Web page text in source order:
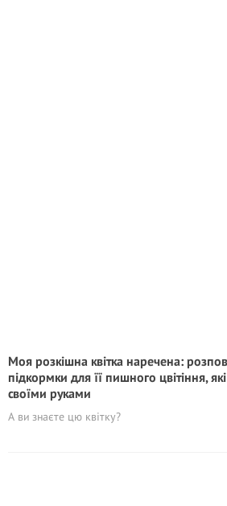
Моя розкішна квітка наречена:
підкормки для її пишного цвітіння,
своїми руками
А ви знаєте цю квітку?